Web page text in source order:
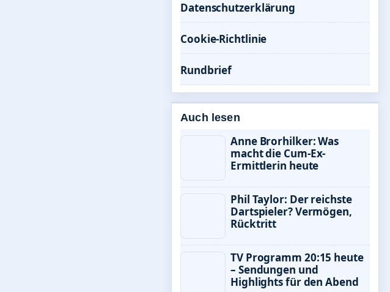
Datenschutzerklärung
Cookie-Richtlinie
Rundbrief
Auch lesen
Anne Brorhilker: Was
macht die Cum-Ex-
Ermittlerin heute
Phil Taylor: Der reichste
Dartspieler? Vermögen,
Rücktritt
TV Programm 20:15 heute
– Sendungen und
Highlights für den Abend